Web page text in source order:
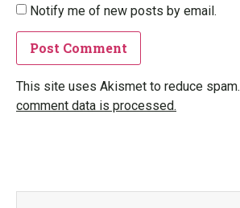
Notify me of new posts by email.
This site uses Akismet to reduce spam.
comment data is processed.